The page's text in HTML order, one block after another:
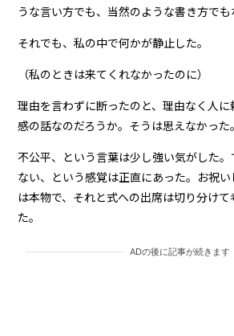
うな言い方でも、当然のような書き方でも
それでも、私の中で何かが静止した。
（私のときは来てくれなかったのに）
理由を言わずに断ったのと、理由なく人
感の話なのだろうか。そうは思えなかった。
不公平、という言葉は少し強い気がした
ない、という感覚は正直にあった。お祝
は本物で、それと式への出席は切り分けて
た。
ADの後に記事が続きます